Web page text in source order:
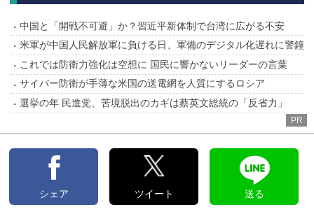
中国と「開戦不可避」か？習近平新体制で台湾に広がる不安
米軍が中国人民解放軍に負ける日、軍備のデジタル化遅れに警鐘
これでは防衛力強化は空想に 国民に響かないリーダーの言葉
サイバー防衛が手薄な米国の送電網を人質にするロシア
選挙の年 民進党、苦境脱出のカギは蔡英文総統の「反省力」
PR
シェア ツイート 送る